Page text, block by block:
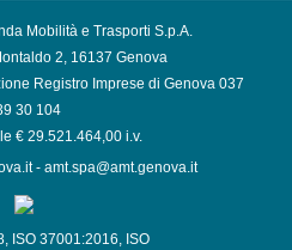
Mobilità e Trasporti S.p.A.
2, 16137 Genova
Registro Imprese di Genova 037
30 104
€ 29.521.464,00 i.v.
- amt.spa@amt.genova.it
, ISO 37001:2016, ISO